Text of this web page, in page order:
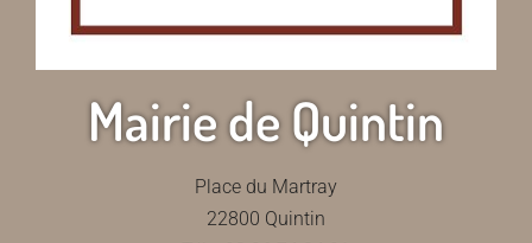
Mairie de Quintin
Place du Martray
22800 Quintin